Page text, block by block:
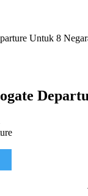
Untuk 8